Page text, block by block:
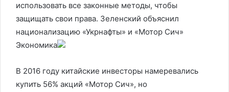
использовать все законные методы, чтобы
защищать свои права. Зеленский объяснил
национализацию «Укрнафты» и «Мотор Сич»
Экономика
В 2016 году китайские инвесторы намеревались
купить 56% акций «Мотор Сич», но